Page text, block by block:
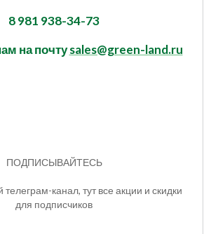
8 981 938-34-73
на почтуsales@green-land.ru
ПОДПИСЫВАЙТЕСЬ
канал, тут все акции и скидки
для подписчиков